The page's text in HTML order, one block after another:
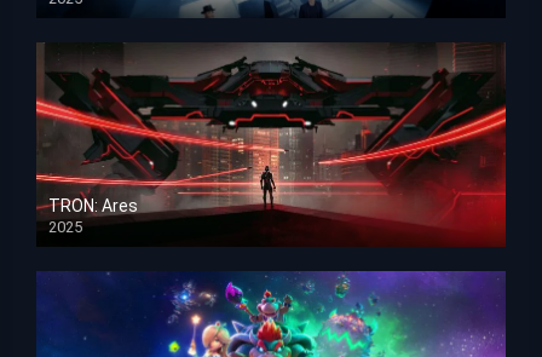
HD 1080p
TRON: Ares
2025
HD 1080p